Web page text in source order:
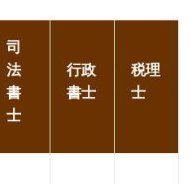
司
法
書
士
行政
書士
税理
士